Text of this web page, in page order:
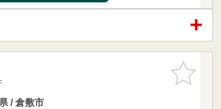
お気に入
りに追加
/ 倉敷市